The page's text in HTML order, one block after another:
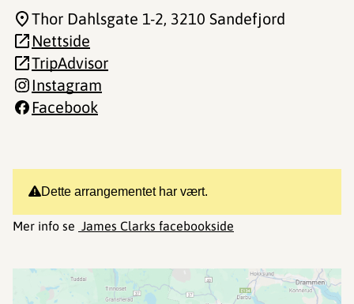
Dette arrangementet har vært.
Mer info se James Clarks facebookside
Thor Dahlsgate 1-2, 3210 Sandefjord
Nettside
TripAdvisor
Instagram
Facebook